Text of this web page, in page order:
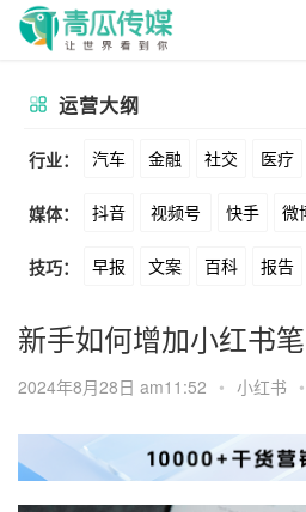
运营大纲
行业： 汽车 金融 社交 医疗
动漫 美妆 美食 家装
酒旅 母婴 宠物 文娱
广告 元宇宙 房地产
媒体： 抖音 视频号 快手 微
公众号 B站 小红书
Soul 360 百度 搜狗
美图 最右 神马 谷歌
Tiktok YouTube
技巧： 早报 文案 百科 报告
卖货 脚本 话术 电商
涨粉 广告 推广 方案
数据 拉新 活动 用户
新手如何增加小红书笔
2024年8月28日 am11:52 • 小红书 •